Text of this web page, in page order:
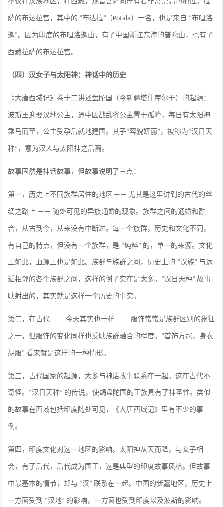
萨的布达拉宫，其中的 “布达拉” （ Potala）一名，也是来自 “布呾洛
迦 ”。因为印度的布呾洛迦山，有了中国浙江东海的普陀山，也有了
西藏拉萨的布达拉宫。
（四）汉女子与太阳神：神话中的历史
《大唐西域记》卷十二讲述盘陀国（今新疆塔什库尔干）的起源：
波斯王迎娶汉地公主，途中因战乱将公主置于孤峰，每日有太阳神
乘马而至，公主受孕后就地建国。其子“容貌妍丽” ，被称为“汉日天
种” ，意为汉人与太阳神之后裔。
故事固然是神话故事，但故事说明了三点：
第一，历史上不同族群居住的地区 ——尤其是这里讲到的古代的丝
绸之路上 —— 随处可见的异族通婚的现象。族群之间的通婚和融
合，从古到今，从来没有中断过。每一个族群，历史和文化不同，
有自己的特点，但没有一个族群，是 “纯粹” 的，单一的来源。文化
上如此，血源上也是如此。族群与族群之间，历史上的 “汉族”与远
近相邻的各个族群之间，这样的例子实在是太多。 “汉日天种”故事
映射出的，其实就是这样一个历史的事实。
第二，在古代 —— 今天其实也一样 —— 服饰常常是族群区别的象征
之一，但服饰的变化同样也反映族群融合的程度。 “首饰方冠，身衣
胡服”看来就是这样的一种情形。
第三，古代国家的起源，大多与神话故事联系在一起。这在古代不
奇怪。 “汉日天种” 的传说，使朅盘陀国的王族具有了神圣性。类似
的故事在西域包括印度随处可见，《大唐西域记》里有不少的事
例。
第四，印度文化对这一地区的影响。太阳神从天而降，与女子相
会，有了后代，后代成为国王，这是典型的印度故事风格。但故事
中最基本的情节，却与 “汉”联系在一起。中国的新疆地区，历史上
一方面受到 “汉地” 的影响，一方面也受到印度以及波斯的影响。